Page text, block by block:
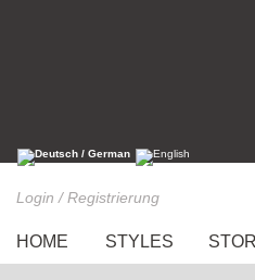
Login / Registrierung
HOME STYLES